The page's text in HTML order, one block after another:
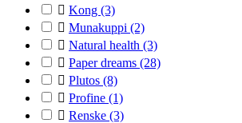
 Kong (3)
 Munakuppi (2)
 Natural health (3)
 Paper dreams (28)
 Plutos (8)
 Profine (1)
 Renske (3)